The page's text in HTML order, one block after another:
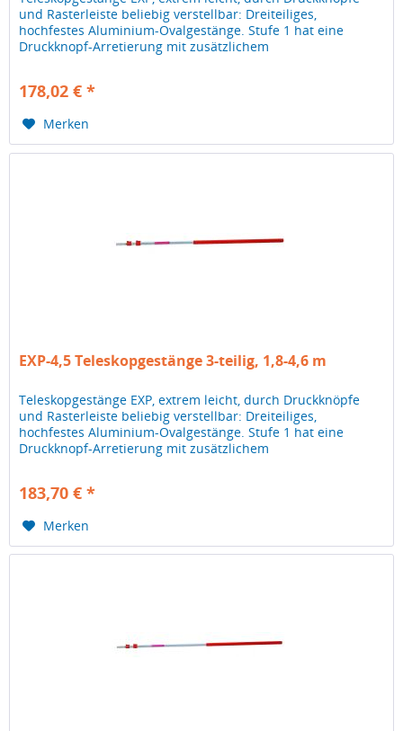
und Rasterleiste beliebig verstellbar: Dreiteiliges,
hochfestes Aluminium-Ovalgestänge. Stufe 1 hat eine
Druckknopf-Arretierung mit zusätzlichem
178,02 € *
Merken
EXP-4,5 Teleskopgestänge 3-teilig, 1,8-4,6 m
Teleskopgestänge EXP, extrem leicht, durch Druckknöpfe
und Rasterleiste beliebig verstellbar: Dreiteiliges,
hochfestes Aluminium-Ovalgestänge. Stufe 1 hat eine
Druckknopf-Arretierung mit zusätzlichem
183,70 € *
Merken